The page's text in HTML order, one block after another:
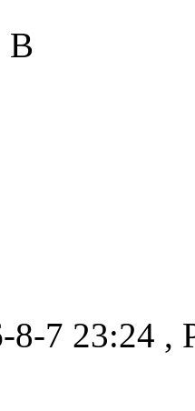
8-7 23:24 ,